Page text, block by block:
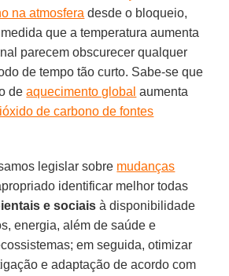
na atmosfera desde o bloqueio,
que a temperatura aumenta
parecem obscurecer qualquer
de tempo tão curto. Sabe-se que
deaquecimento global aumenta
de carbono de fontes
legislar sobre mudanças
identificar melhor todas
e sociais à disponibilidade
energia, além de saúde e
em seguida, otimizar
e adaptação de acordo com